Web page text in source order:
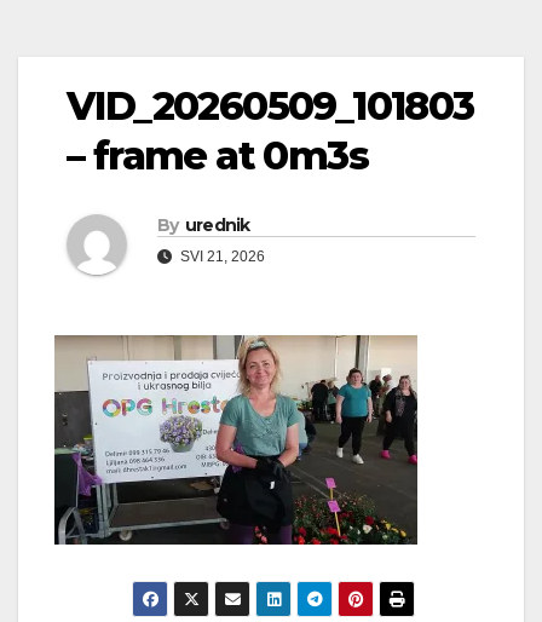
VID_20260509_101803
– frame at 0m3s
By urednik
SVI 21, 2026